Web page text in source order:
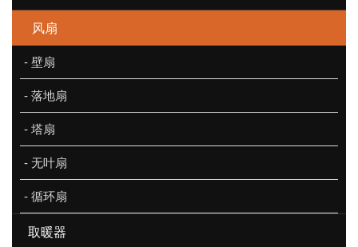
风扇
- 壁扇
- 落地扇
- 塔扇
- 无叶扇
- 循环扇
取暖器